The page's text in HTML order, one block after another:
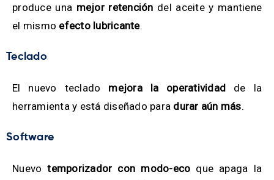
produce una mejor retención del aceite y mantiene
el mismo efecto lubricante.
Teclado
El nuevo teclado mejora la operatividad de la
herramienta y está diseñado para durar aún más.
Software
Nuevotemporizador con modo-eco que apaga la